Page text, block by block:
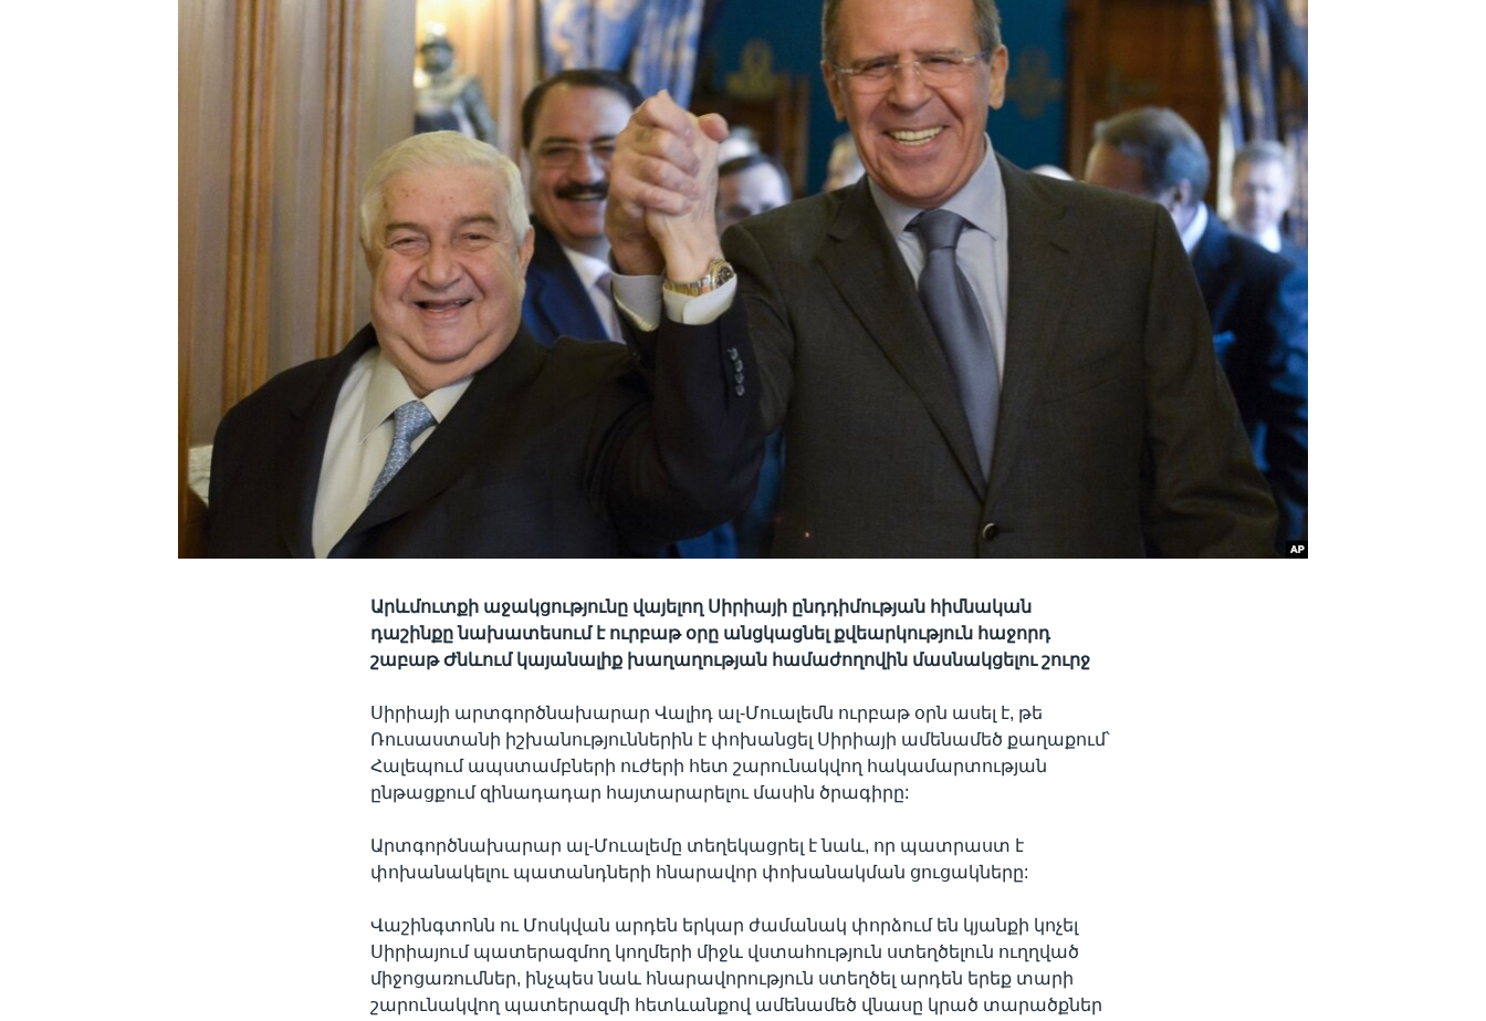
Արևմուտքի աջակցությունը վայելող Սիրիայի ընդդիմության հիմնական
դաշինքը նախատեսում է ուրբաթ օրը անցկացնել քվեարկություն հաջորդ
շաբաթ Ժնևում կայանալիք խաղաղության համաժողովին մասնակցելու շուրջ
Սիրիայի արտգործնախարար Վալիդ ալ-Մուալեմն ուրբաթ օրն ասել է, թե
Ռուսաստանի իշխանություններին է փոխանցել Սիրիայի ամենամեծ քաղաքում՝
Հալեպում ապստամբների ուժերի հետ շարունակվող հակամարտության
ընթացքում զինադադար հայտարարելու մասին ծրագիրը:
Արտգործնախարար ալ-Մուալեմը տեղեկացրել է նաև, որ պատրաստ է
փոխանակելու պատանդների հնարավոր փոխանակման ցուցակները:
Վաշինգտոնն ու Մոսկվան արդեն երկար ժամանակ փորձում են կյանքի կոչել
Սիրիայում պատերազմող կողմերի միջև վստահություն ստեղծելուն ուղղված
միջոցառումներ, ինչպես նաև հնարավորություն ստեղծել արդեն երեք տարի
շարունակվող պատերազմի հետևանքով ամենամեծ վնասը կրած տարածքներ